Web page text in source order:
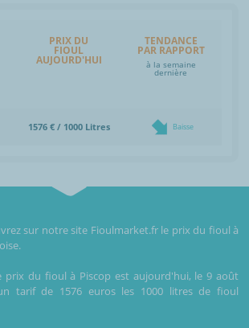
PRIX DU
FIOUL
AUJOURD'HUI
TENDANCE
PAR RAPPORT
à la semaine
dernière
1576 € / 1000 Litres Baisse
sur notre site Fioulmarket.fr le prix du fioul à
prix du fioul à Piscop est aujourd'hui, le 9 août
tarif de 1576 euros les 1000 litres de fioul